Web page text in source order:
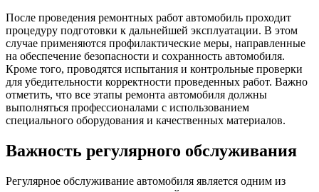
После проведения ремонтных работ автомобиль проходит
процедуру подготовки к дальнейшей эксплуатации. В этом
случае применяются профилактические меры, направленные
на обеспечение безопасности и сохранность автомобиля.
Кроме того, проводятся испытания и контрольные проверки
для убедительности корректности проведенных работ. Важно
отметить, что все этапы ремонта автомобиля должны
выполняться профессионалами с использованием
специального оборудования и качественных материалов.
Важность регулярного обслуживания
Регулярное обслуживание автомобиля является одним из